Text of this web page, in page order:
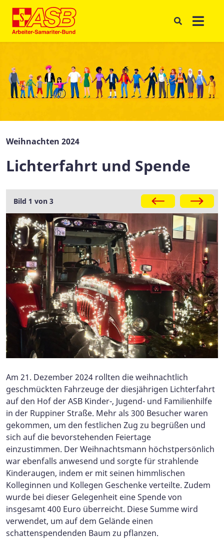
Weihnachten 2024
Lichterfahrt und Spende
Galerie
Bild 1 von 3
Am 21. Dezember 2024 rollten die weihnachtlich
geschmückten Fahrzeuge der diesjährigen Lichterfahrt
auf den Hof der ASB Kinder-, Jugend- und Familienhilfe
in der Ruppiner Straße. Mehr als 300 Besucher waren
gekommen, um den festlichen Zug zu begrüßen und
sich auf die bevorstehenden Feiertage
einzustimmen. Der Weihnachtsmann höchstpersönlich
war ebenfalls anwesend und sorgte für strahlende
Kinderaugen, indem er mit seinen himmlischen
Kolleginnen und Kollegen Geschenke verteilte. Zudem
wurde bei dieser Gelegenheit eine Spende von
insgesamt 400 Euro überreicht. Diese Summe wird
verwendet, um auf dem Gelände einen
schattenspendenden Baum zu pflanzen.